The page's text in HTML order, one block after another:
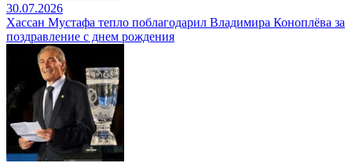
30.07.2026
Хассан Мустафа тепло поблагодарил Владимира Коноплёва за
поздравление с днем рождения